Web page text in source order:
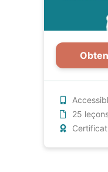
25